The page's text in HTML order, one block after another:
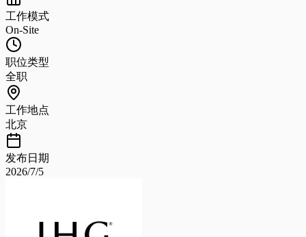
工作模式
On-Site
职位类型
全职
工作地点
北京
发布日期
2026/7/5